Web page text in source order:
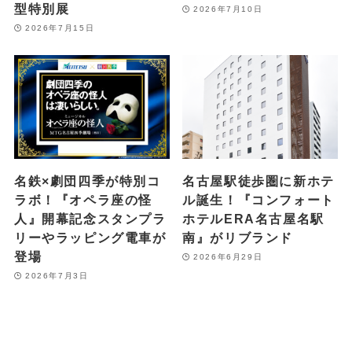
型特別展
2026年7月15日
2026年7月10日
名鉄×劇団四季が特別コ
ラボ！『オペラ座の怪
人』開幕記念スタンプラ
リーやラッピング電車が
登場
2026年7月3日
名古屋駅徒歩圏に新ホテ
ル誕生！『コンフォート
ホテルERA名古屋名駅
南』がリブランド
2026年6月29日